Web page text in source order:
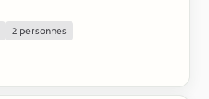
2 personnes